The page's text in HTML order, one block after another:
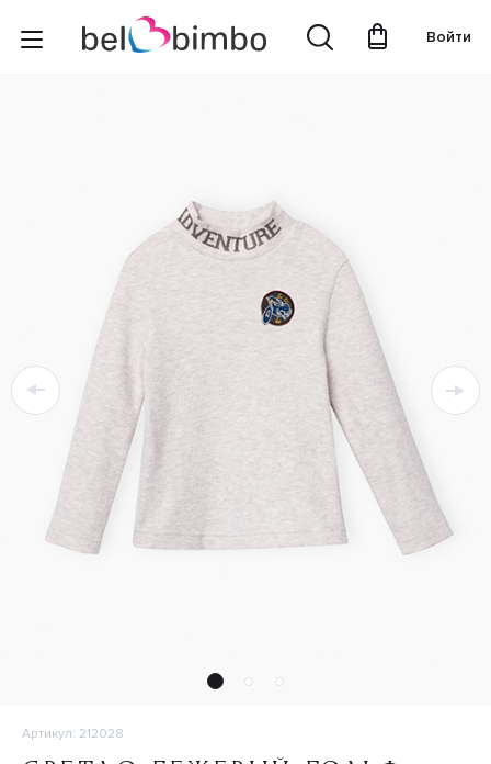
Войти
Артикул: 212028